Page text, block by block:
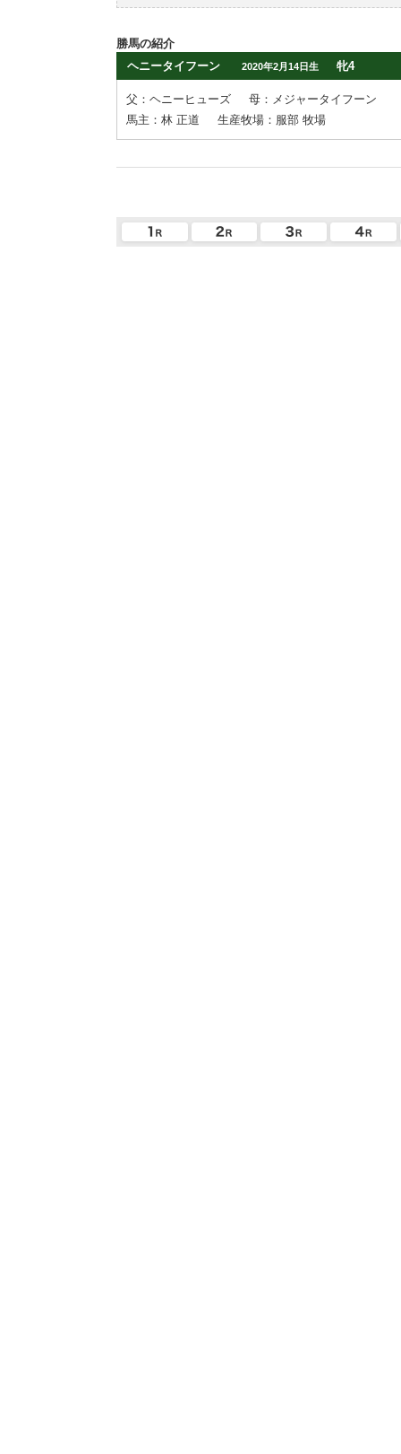
勝馬の紹介
ヘニータイフーン
2020年2月14日生 牝4
父：ヘニーヒューズ
母：メジャータイフーン
馬主：林 正道
生産牧場：服部 牧場